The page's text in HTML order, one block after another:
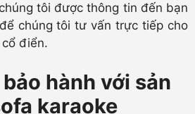
tôi được thông tin đến bạn
chúng tôi tư vấn trực tiếp cho
điển.
hành với sản
karaoke